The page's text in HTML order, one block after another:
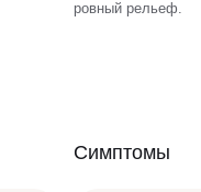
ровный рельеф.
Симптомы